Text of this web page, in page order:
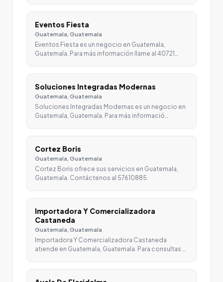
Eventos Fiesta
Guatemala, Guatemala
Eventos Fiesta es un negocio en Guatemala,
Guatemala. Para más información llame al 40721…
Soluciones Integradas Modernas
Guatemala, Guatemala
Soluciones Integradas Modernas es un negocio en
Guatemala, Guatemala. Para más informació…
Cortez Boris
Guatemala, Guatemala
Cortez Boris ofrece sus servicios en Guatemala,
Guatemala. Contáctenos al 57610885.
Importadora Y Comercializadora
Castaneda
Guatemala, Guatemala
Importadora Y Comercializadora Castaneda
atiende en Guatemala, Guatemala. Para consultas …